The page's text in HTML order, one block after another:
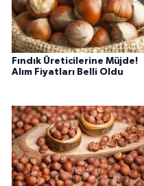
Fındık Üreticilerine Müjde!
Alım Fiyatları Belli Oldu